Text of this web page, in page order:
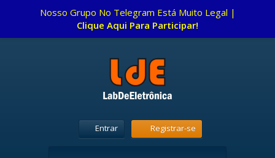
Entrar Registrar-se
Nosso Grupo No Telegram Está Muito Legal |
Clique Aqui Para Participar!